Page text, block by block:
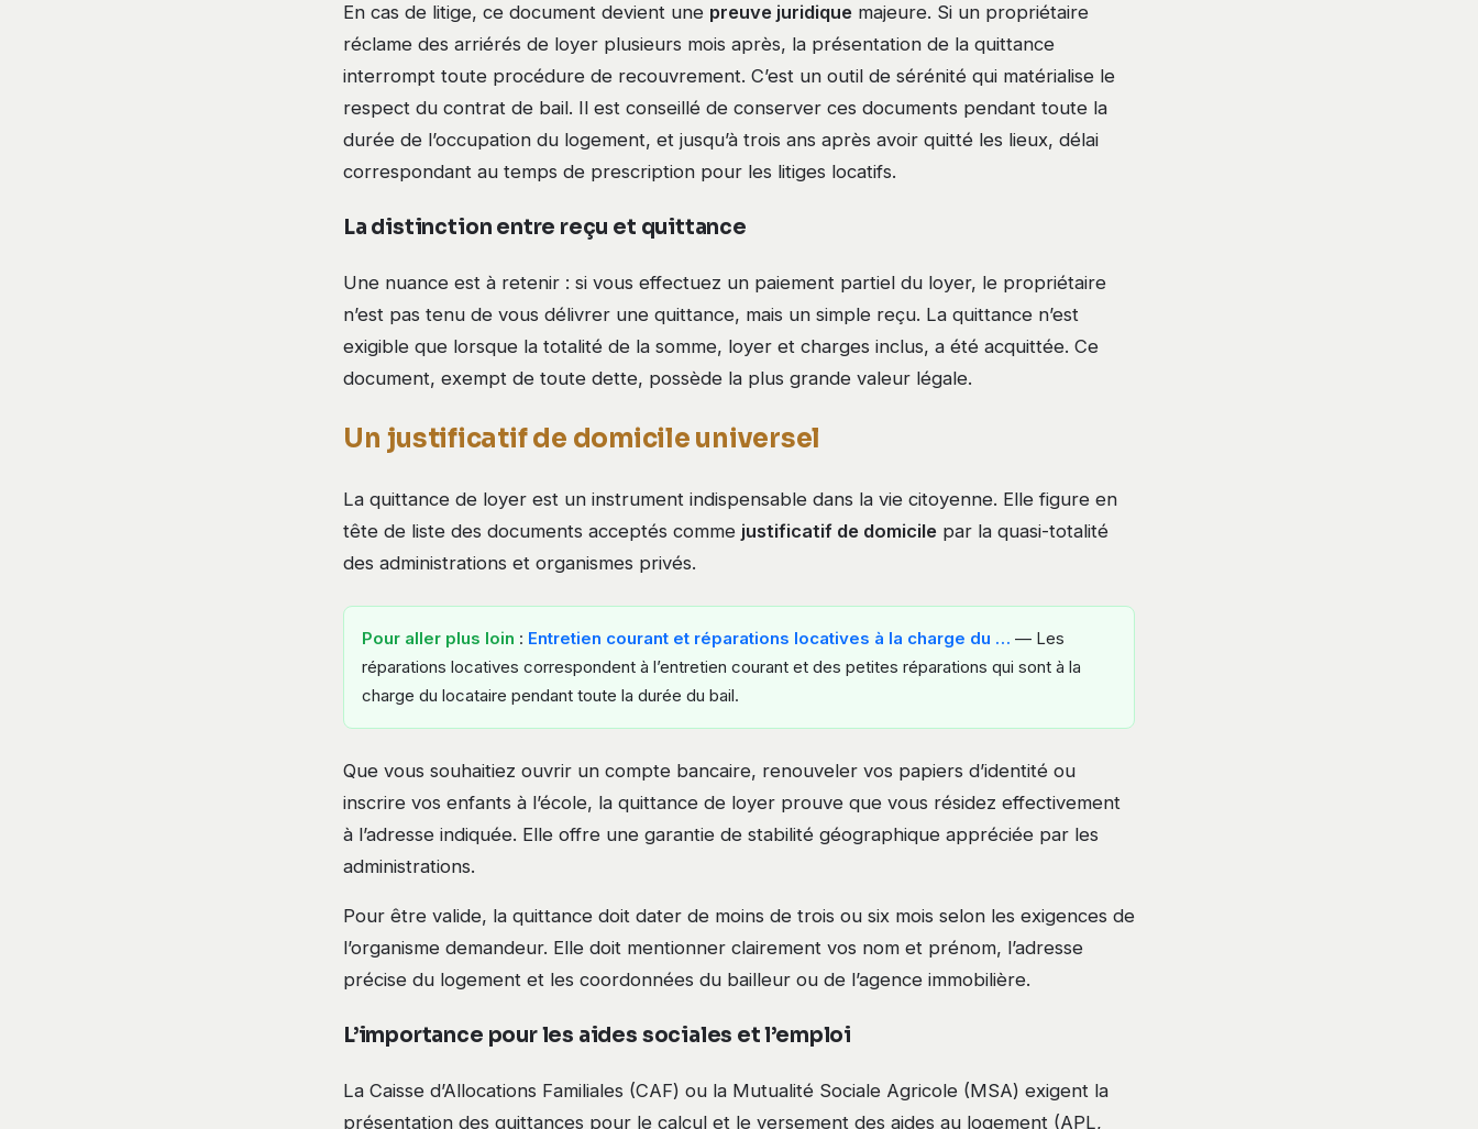
En cas de litige, ce document devient une preuve juridique majeure. Si un propriétaire
réclame des arriérés de loyer plusieurs mois après, la présentation de la quittance
interrompt toute procédure de recouvrement. C’est un outil de sérénité qui matérialise le
respect du contrat de bail. Il est conseillé de conserver ces documents pendant toute la
durée de l’occupation du logement, et jusqu’à trois ans après avoir quitté les lieux, délai
correspondant au temps de prescription pour les litiges locatifs.
La distinction entre reçu et quittance
Une nuance est à retenir : si vous effectuez un paiement partiel du loyer, le propriétaire
n’est pas tenu de vous délivrer une quittance, mais un simple reçu. La quittance n’est
exigible que lorsque la totalité de la somme, loyer et charges inclus, a été acquittée. Ce
document, exempt de toute dette, possède la plus grande valeur légale.
Un justificatif de domicile universel
La quittance de loyer est un instrument indispensable dans la vie citoyenne. Elle figure en
tête de liste des documents acceptés comme justificatif de domicile par la quasi-totalité
des administrations et organismes privés.
Pour aller plus loin : Entretien courant et réparations locatives à la charge du … — Les
réparations locatives correspondent à l’entretien courant et des petites réparations qui sont à la
charge du locataire pendant toute la durée du bail.
Que vous souhaitiez ouvrir un compte bancaire, renouveler vos papiers d’identité ou
inscrire vos enfants à l’école, la quittance de loyer prouve que vous résidez effectivement
à l’adresse indiquée. Elle offre une garantie de stabilité géographique appréciée par les
administrations.
Pour être valide, la quittance doit dater de moins de trois ou six mois selon les exigences de
l’organisme demandeur. Elle doit mentionner clairement vos nom et prénom, l’adresse
précise du logement et les coordonnées du bailleur ou de l’agence immobilière.
L’importance pour les aides sociales et l’emploi
La Caisse d’Allocations Familiales (CAF) ou la Mutualité Sociale Agricole (MSA) exigent la
présentation des quittances pour le calcul et le versement des aides au logement (APL,